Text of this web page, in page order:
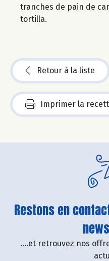
tranches de pain de
tortilla.
Retour à la liste
Imprimer la
Restons en
....et retrouvez nos